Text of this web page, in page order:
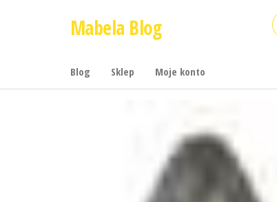
Mabela Blog
Blog Sklep Moje konto